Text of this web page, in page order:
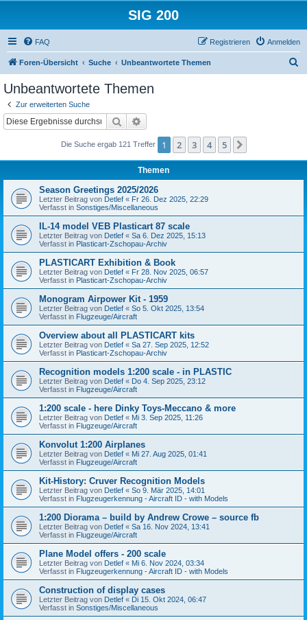
SIG 200
FAQ Anmelden
Registrieren
Foren-Übersicht Suche Unbeantwortete Themen
Unbeantwortete Themen
Zur erweiterten Suche
Suche
Die Suche ergab 121 Treffer 1 2 3 4 5
Themen
Season Greetings 2025/2026
Letzter Beitrag von Detlef « Fr 26. Dez 2025, 22:29
Verfasst in Sonstiges/Miscellaneous
IL-14 model VEB Plasticart 87 scale
Letzter Beitrag von Detlef « Sa 6. Dez 2025, 15:13
Verfasst in Plasticart-Zschopau-Archiv
PLASTICART Exhibition & Book
Letzter Beitrag von Detlef « Fr 28. Nov 2025, 06:57
Verfasst in Plasticart-Zschopau-Archiv
Monogram Airpower Kit - 1959
Letzter Beitrag von Detlef « So 5. Okt 2025, 13:54
Verfasst in Flugzeuge/Aircraft
Overview about all PLASTICART kits
Letzter Beitrag von Detlef « Sa 27. Sep 2025, 12:52
Verfasst in Plasticart-Zschopau-Archiv
Recognition models 1:200 scale - in PLASTIC
Letzter Beitrag von Detlef « Do 4. Sep 2025, 23:12
Verfasst in Flugzeuge/Aircraft
1:200 scale - here Dinky Toys-Meccano & more
Letzter Beitrag von Detlef « Mi 3. Sep 2025, 11:26
Verfasst in Flugzeuge/Aircraft
Konvolut 1:200 Airplanes
Letzter Beitrag von Detlef « Mi 27. Aug 2025, 01:41
Verfasst in Flugzeuge/Aircraft
Kit-History: Cruver Recognition Models
Letzter Beitrag von Detlef « So 9. Mär 2025, 14:01
Verfasst in Flugzeugerkennung - Aircraft ID - with Models
1:200 Diorama – build by Andrew Crowe – source fb
Letzter Beitrag von Detlef « Sa 16. Nov 2024, 13:41
Verfasst in Flugzeuge/Aircraft
Plane Model offers - 200 scale
Letzter Beitrag von Detlef « Mi 6. Nov 2024, 03:34
Verfasst in Flugzeugerkennung - Aircraft ID - with Models
Construction of display cases
Letzter Beitrag von Detlef « Di 15. Okt 2024, 06:47
Verfasst in Sonstiges/Miscellaneous